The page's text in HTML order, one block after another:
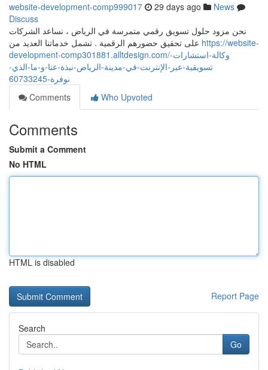
website-development-comp999017 29 days ago
News
Discuss
نحن مزود حلول تسويق رقمي متمرسة في الرياض ، نساعد الشركات
https://website-
development-comp301881.alltdesign.com/وكالة-استشارات-
تسويقية-عبر-الإنترنت-في-مدينة-الرياض-نبذة-عنا-و-ما-الذي-
نوفرة-60733245
Comments
Who Upvoted
Comments
Submit a Comment
No HTML
HTML is disabled
Report Page
Search
Go